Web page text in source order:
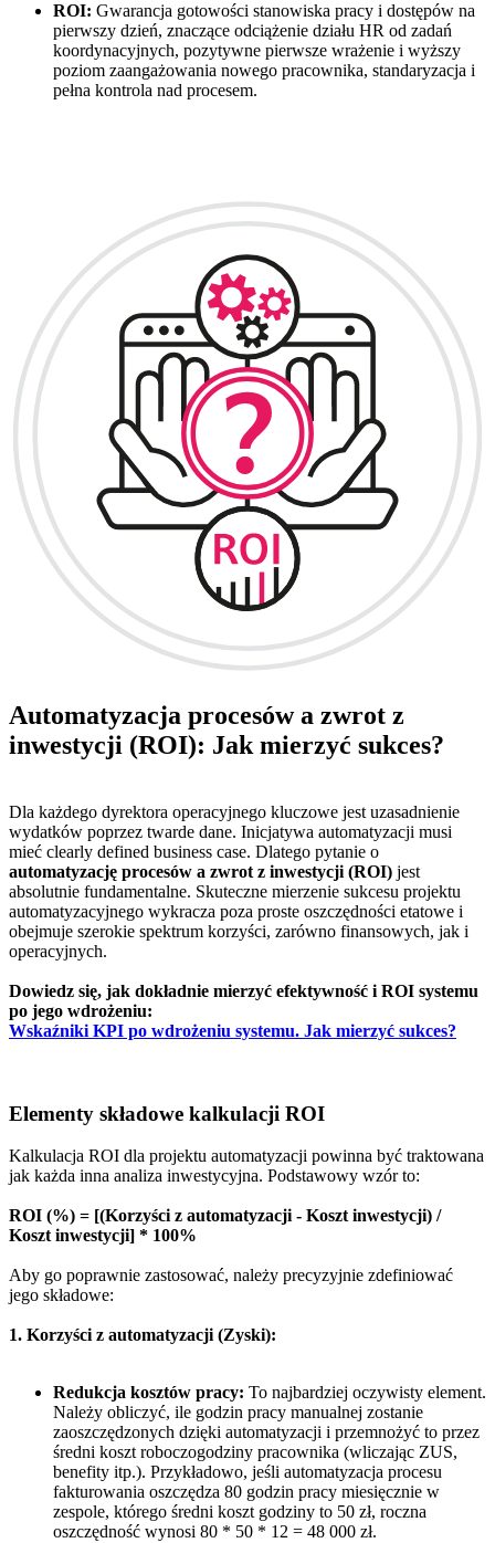
ROI: Gwarancja gotowości stanowiska pracy i dostępów na
pierwszy dzień, znaczące odciążenie działu HR od zadań
koordynacyjnych, pozytywne pierwsze wrażenie i wyższy
poziom zaangażowania nowego pracownika, standaryzacja i
pełna kontrola nad procesem.
Automatyzacja procesów a zwrot z
inwestycji (ROI): Jak mierzyć sukces?
Dla każdego dyrektora operacyjnego kluczowe jest uzasadnienie
wydatków poprzez twarde dane. Inicjatywa automatyzacji musi
mieć clearly defined business case. Dlatego pytanie o
automatyzację procesów a zwrot z inwestycji (ROI) jest
absolutnie fundamentalne. Skuteczne mierzenie sukcesu projektu
automatyzacyjnego wykracza poza proste oszczędności etatowe i
obejmuje szerokie spektrum korzyści, zarówno finansowych, jak i
operacyjnych.
Dowiedz się, jak dokładnie mierzyć efektywność i ROI systemu
po jego wdrożeniu:
Wskaźniki KPI po wdrożeniu systemu. Jak mierzyć sukces?
Elementy składowe kalkulacji ROI
Kalkulacja ROI dla projektu automatyzacji powinna być traktowana
jak każda inna analiza inwestycyjna. Podstawowy wzór to:
ROI (%) = [(Korzyści z automatyzacji - Koszt inwestycji) /
Koszt inwestycji] * 100%
Aby go poprawnie zastosować, należy precyzyjnie zdefiniować
jego składowe:
1. Korzyści z automatyzacji (Zyski):
Redukcja kosztów pracy: To najbardziej oczywisty element.
Należy obliczyć, ile godzin pracy manualnej zostanie
zaoszczędzonych dzięki automatyzacji i przemnożyć to przez
średni koszt roboczogodziny pracownika (wliczając ZUS,
benefity itp.). Przykładowo, jeśli automatyzacja procesu
fakturowania oszczędza 80 godzin pracy miesięcznie w
zespole, którego średni koszt godziny to 50 zł, roczna
oszczędność wynosi 80 * 50 * 12 = 48 000 zł.